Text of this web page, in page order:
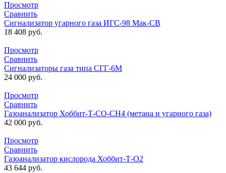
Просмотр
Сравнить
Сигнализатор угарного газа ИГС-98 Мак-СВ
18 408 руб.
Просмотр
Сравнить
Сигнализаторы газа типа СГГ-6М
24 000 руб.
Просмотр
Сравнить
Газоанализатор Хоббит-Т-СО-СН4 (метана и угарного газа)
42 000 руб.
Просмотр
Сравнить
Газоанализатор кислорода Хоббит-Т-О2
43 644 руб.